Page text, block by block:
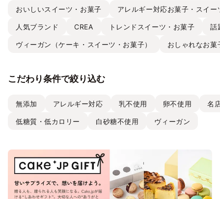
おいしいスイーツ・お菓子 アレルギー対応お菓子・スイー
人気ブランド CREA トレンドスイーツ・お菓子 話
ヴィーガン（ケーキ・スイーツ・お菓子） おしゃれなお菓
こだわり条件で絞り込む
無添加 アレルギー対応 乳不使用 卵不使用 名
低糖質・低カロリー 白砂糖不使用 ヴィーガン